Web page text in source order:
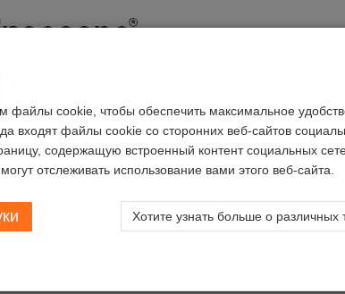
Возможности трудоустройства
файлы cookie, чтобы обеспечить максимальное
входят файлы cookie со сторонних веб-сайтов
содержащую встроенный контент социальных
отслеживать использование вами этого веб-сайта.
Хотите узнать больше о